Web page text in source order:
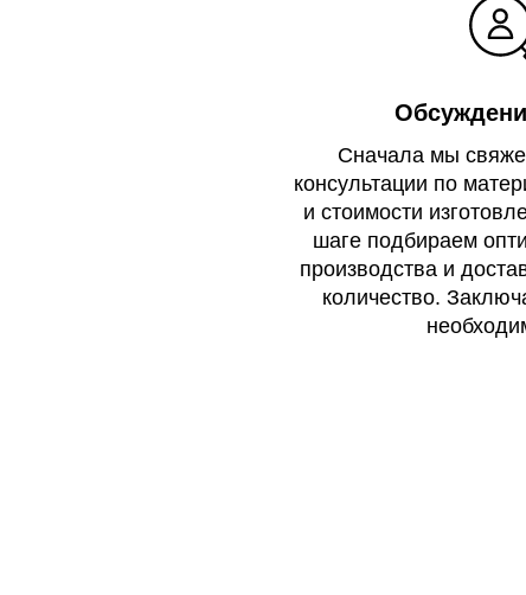
Сначала мы
консультации по
и стоимости
шаге подбираем
производства и
количество.